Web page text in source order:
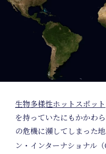
生物多様性ホットスポット
を持っていたにもかかわ
の危機に瀕してしまった
ン・インターナショナル（